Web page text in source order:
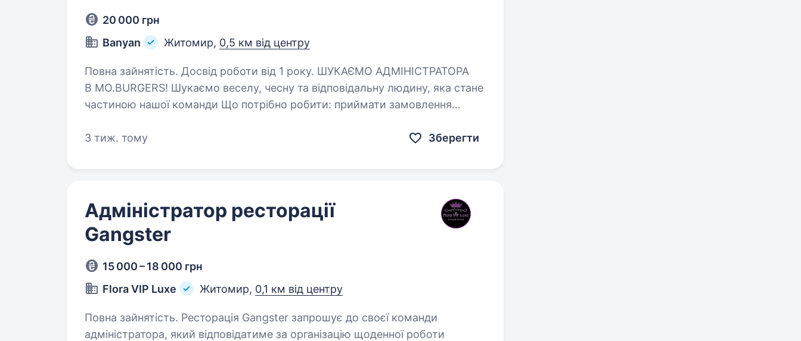
20 000 грн
Banyan
Житомир, 0,5 км від центру
Повна зайнятість. Досвід роботи від 1 року. ШУКАЄМО АДМІНІСТРАТОРА
В MO.BURGERS! Шукаємо веселу, чесну та відповідальну людину, яка стане
частиною нашої команди Що потрібно робити: приймати замовлення
3 тиж. тому
Зберегти
Адміністратор ресторації
Gangster
15 000 – 18 000 грн
Flora VIP Luxe
Житомир, 0,1 км від центру
Повна зайнятість. Ресторація Gangster запрошує до своєї команди
адміністратора, який відповідатиме за організацію щоденної роботи